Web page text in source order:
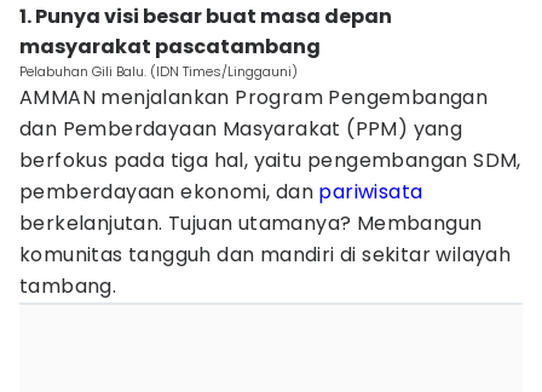
1. Punya visi besar buat masa depan
masyarakat pascatambang
Pelabuhan Gili Balu. (IDN Times/Linggauni)
AMMAN menjalankan Program Pengembangan
dan Pemberdayaan Masyarakat (PPM) yang
berfokus pada tiga hal, yaitu pengembangan SDM,
pemberdayaan ekonomi, dan pariwisata
berkelanjutan. Tujuan utamanya? Membangun
komunitas tangguh dan mandiri di sekitar wilayah
tambang.